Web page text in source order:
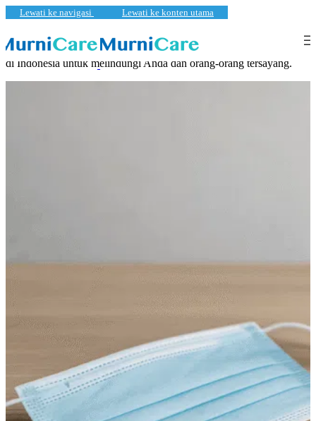
Lewati ke navigasi Lewati ke konten utama
Sumber informasi terpercaya seputar perkembangan virus Covid-19
di Indonesia untuk melindungi Anda dan orang-orang tersayang.